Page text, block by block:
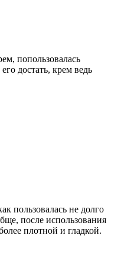
попользовалась
достать, крем ведь
пользовалась не долго
после использования
плотной и гладкой.